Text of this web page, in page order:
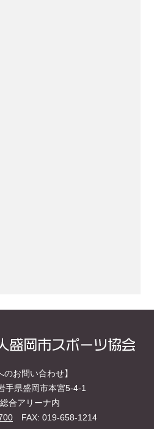
のお問い合わせ】
手県盛岡市本宮5-4-1
合アリーナ内
FAX: 019-658-1214